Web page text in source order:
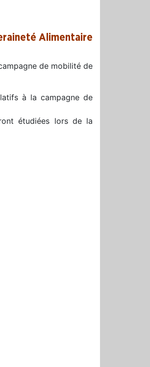
Alimentaire
de mobilité de
à la campagne de
étudiées lors de la